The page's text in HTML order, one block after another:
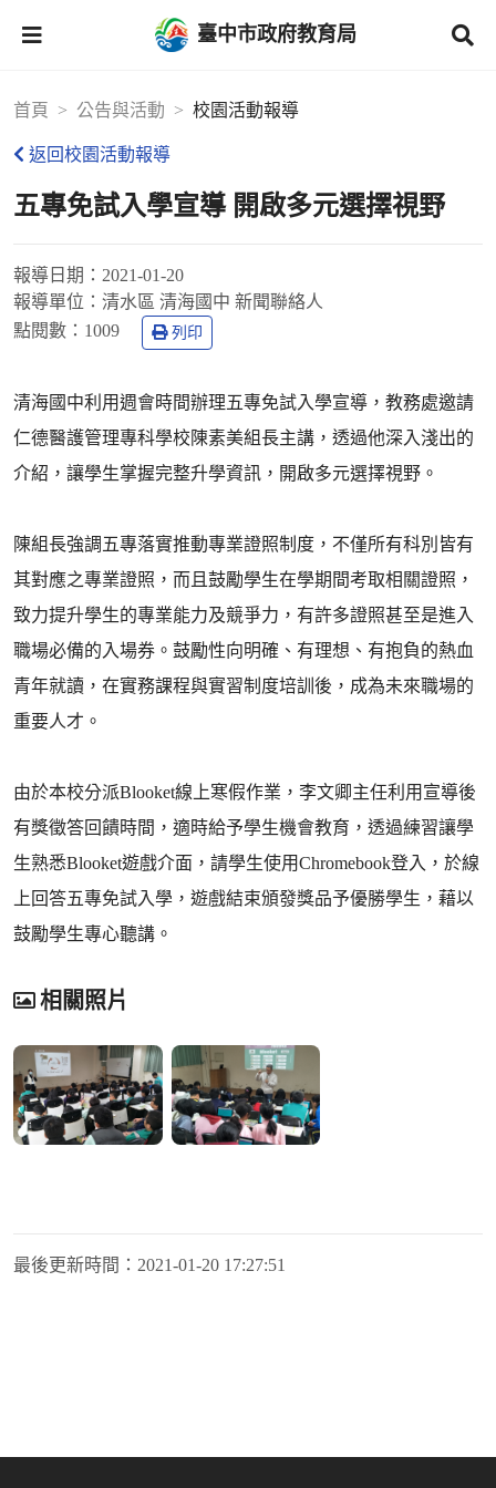
臺中市政府教育局
首頁 公告與活動 校園活動報導
返回校園活動報導
五專免試入學宣導 開啟多元選擇視野
報導日期： 2021-01-20
報導單位： 清水區 清海國中 新聞聯絡人
點閱數： 1009 列印
清海國中利用週會時間辦理五專免試入學宣導，教務處邀請
仁德醫護管理專科學校陳素美組長主講，透過他深入淺出的
介紹，讓學生掌握完整升學資訊，開啟多元選擇視野。
陳組長強調五專落實推動專業證照制度，不僅所有科別皆有
其對應之專業證照，而且鼓勵學生在學期間考取相關證照，
致力提升學生的專業能力及競爭力，有許多證照甚至是進入
職場必備的入場券。鼓勵性向明確、有理想、有抱負的熱血
青年就讀，在實務課程與實習制度培訓後，成為未來職場的
重要人才。
由於本校分派Blooket線上寒假作業，李文卿主任利用宣導後
有獎徵答回饋時間，適時給予學生機會教育，透過練習讓學
生熟悉Blooket遊戲介面，請學生使用Chromebook登入，於線
上回答五專免試入學，遊戲結束頒發獎品予優勝學生，藉以
鼓勵學生專心聽講。
相關照片
最後更新時間： 2021-01-20 17:27:51